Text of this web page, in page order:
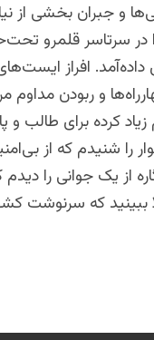
و جبران بخشی از
در سرتاسر قلمرو
افراز
چهارراه‌ها و ربودن
زیاد کرده برای
شنيدم که از
یک جوانی را ديدم
ببینید که سرنوشت